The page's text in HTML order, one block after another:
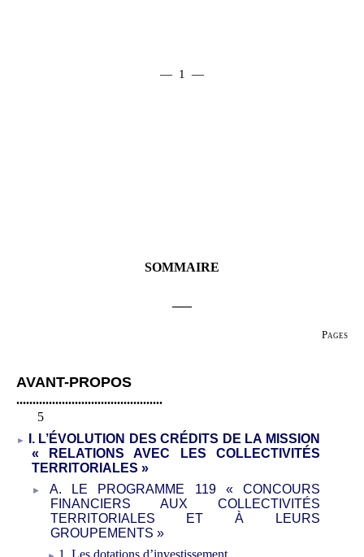
— 1 —
SOMMAIRE
Pages
AVANT-PROPOS
.............................................
5
I. L’ÉVOLUTION DES CRÉDITS DE LA MISSION
«
RELATIONS AVEC LES COLLECTIVITÉS
TERRITORIALES »
A.
LE PROGRAMME 119 «
CONCOURS
FINANCIERS AUX COLLECTIVITÉS
TERRITORIALES ET À LEURS
GROUPEMENTS »
1. Les dotations d’investissement